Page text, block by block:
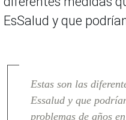
EsSalud y que
Estas son las
Essalud y que
problemas de años